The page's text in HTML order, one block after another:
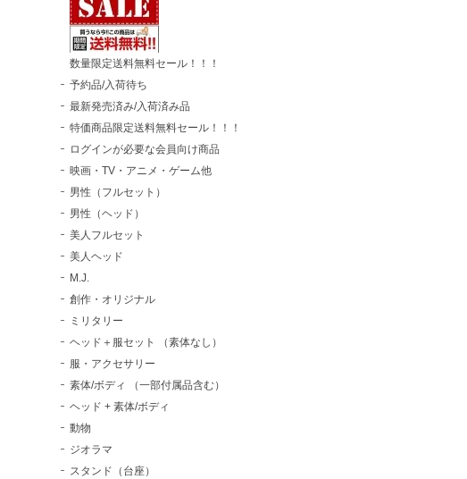
数量限定送料無料セール！！！
予約品/入荷待ち
最新発売済み/入荷済み品
特価商品限定送料無料セール！！！
ログインが必要な会員向け商品
映画・TV・アニメ・ゲーム他
男性（フルセット）
男性（ヘッド）
美人フルセット
美人ヘッド
M.J.
創作・オリジナル
ミリタリー
ヘッド＋服セット （素体なし）
服・アクセサリー
素体/ボディ （一部付属品含む）
ヘッド + 素体/ボディ
動物
ジオラマ
スタンド（台座）